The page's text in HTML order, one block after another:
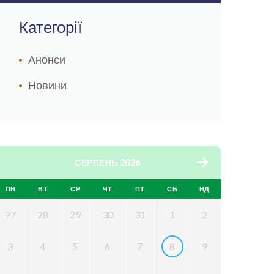
Категорії
Анонси
Новини
СЕРПЕНЬ 2026
ПН ВТ СР ЧТ ПТ СБ НД
27 28 29 30 31 1 2
3 4 5 6 7 8 9